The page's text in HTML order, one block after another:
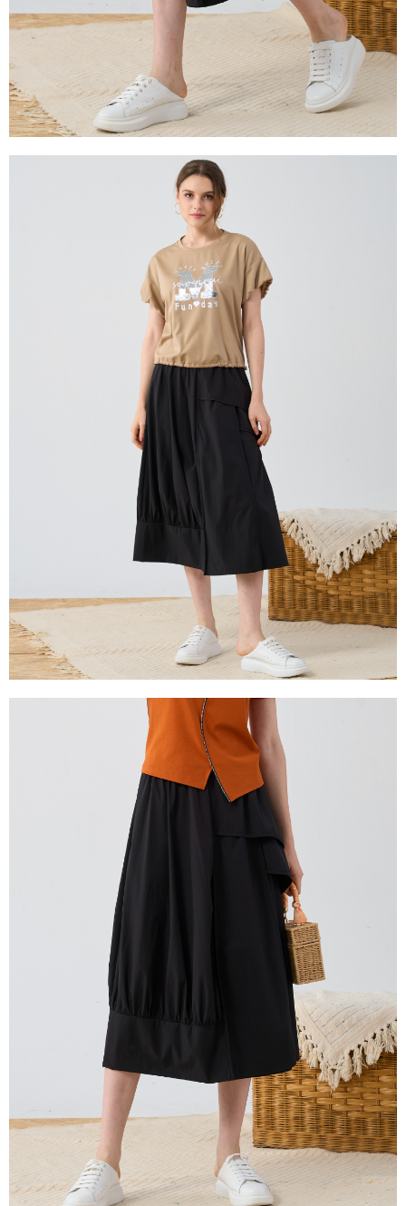
「AFTEE先享後付」，若未經同意申辦者引起之損失，本公司不負相關責
任。
４．使用「AFTEE先享後付」時，將依據個別帳號之用戶狀況，依本公司即
時審查核予不同之上限額度；若仍有額度不足之情形，本公司將視審查結果
請求用戶進行身份認證。
５．嚴禁一人註冊多個帳號或使用他人資訊註冊。若發現惡意使用之情形，
恩沛科技股份有限公司將有權停止該用戶之使用額度並採取法律行動。